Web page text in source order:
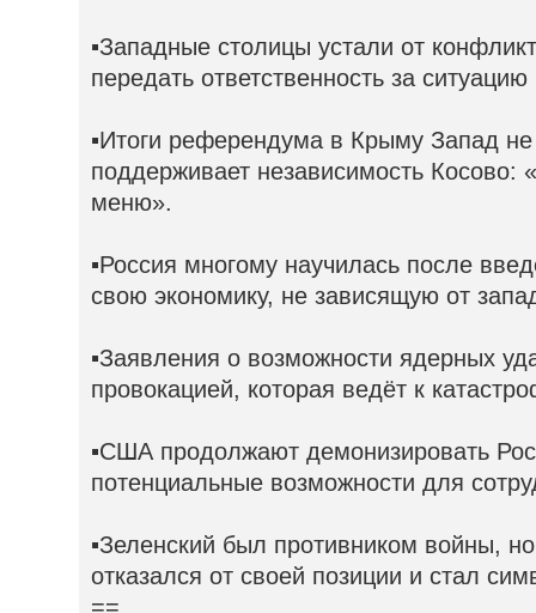
▪️Западные столицы устали от
передать ответственность за
▪️Итоги референдума в Крыму Запад не
поддерживает независимость
меню».
▪️Россия многому научилась после
свою экономику, не зависящую от
▪️Заявления о возможности ядерных
провокацией, которая ведёт к
▪️США продолжают демонизировать
потенциальные возможности для
▪️Зеленский был противником войны,
отказался от своей позиции и стал
==